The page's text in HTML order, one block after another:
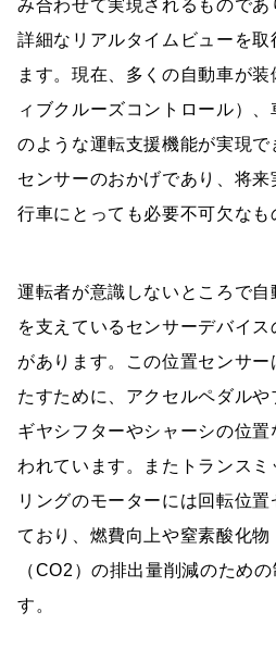
み合わせて実現されるもので
詳細なリアルタイムビューを
ます。現在、多くの自動車が
ィブクルーズコントロール）
のような運転支援機能が実現
センサーのおかげであり、将
行車にとっても必要不可欠なも
運転者が意識しないところで
を支えているセンサーデバイ
があります。この位置センサ
たすために、アクセルペダルや
ギヤシフターやシャーシの位
われています。またトランス
リングのモーターには回転位
ており、燃費向上や窒素酸化
（CO2）の排出量削減のため
す。